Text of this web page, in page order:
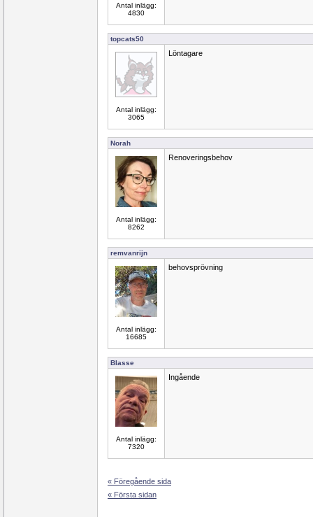
Antal inlägg:
4830
topcats50
Antal inlägg:
3065
Löntagare
Norah
Antal inlägg:
8262
Renoveringsbehov
remvanrijn
Antal inlägg:
16685
behovsprövning
Blasse
Antal inlägg:
7320
Ingående
« Föregående sida
« Första sidan